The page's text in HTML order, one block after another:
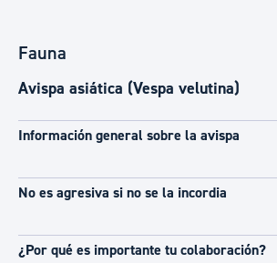
Fauna
Avispa asiática (Vespa velutina)
Información general sobre la avispa
No es agresiva si no se la incordia
¿Por qué es importante tu colaboración?